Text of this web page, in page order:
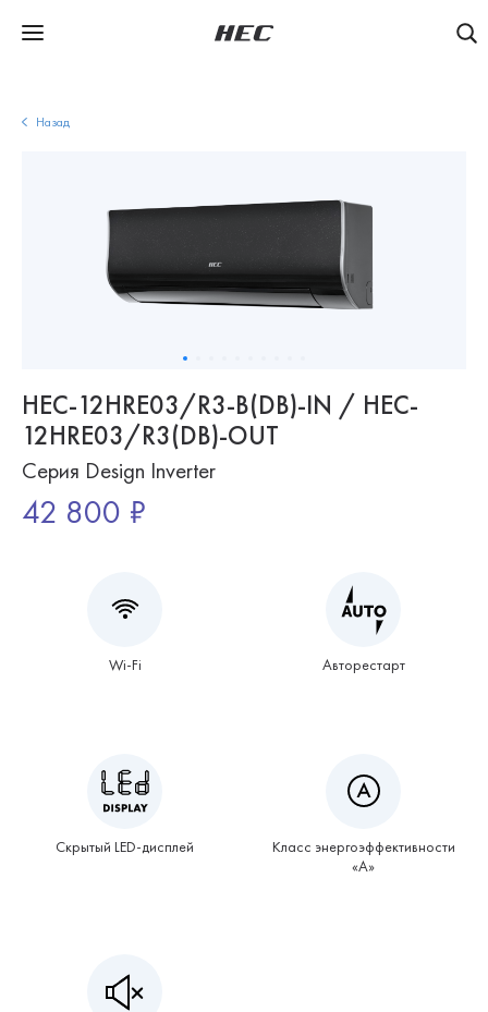
Назад
HEC-12HRE03/R3-B(DB)-IN / HEC-
12HRE03/R3(DB)-OUT
Серия Design Inverter
42 800 ₽
Wi-Fi Авторестарт
Скрытый LED-дисплей
Класс энергоэффективности
«А»